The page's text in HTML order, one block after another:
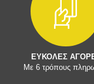
ΕΥΚΟΛΕΣ
Με 6 τρόπους